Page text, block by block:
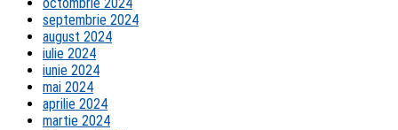
octombrie 2024
septembrie 2024
august 2024
iulie 2024
iunie 2024
mai 2024
aprilie 2024
martie 2024